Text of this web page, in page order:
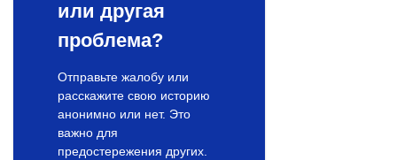
или другая
проблема?
Отправьте жалобу или
расскажите свою историю
анонимно или нет. Это
важно для
предостережения других.